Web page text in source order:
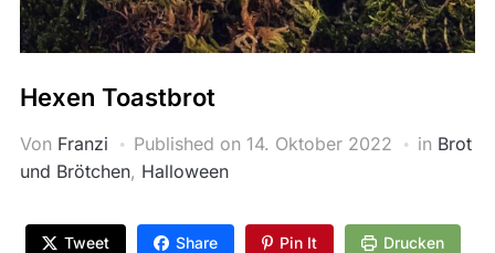
Hexen Toastbrot
Von Franzi Published on 14. Oktober 2022 in Brot
und Brötchen, Halloween
Tweet Share Pin It Drucken